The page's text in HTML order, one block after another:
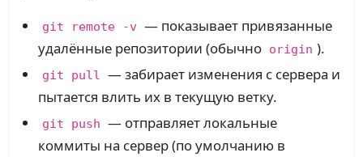
git remote -v — показывает привязанные
удалённые репозитории (обычно origin ).
git pull
— забирает изменения с сервера и
пытается влить их в текущую ветку.
git push — отправляет локальные
коммиты на сервер (по умолчанию в